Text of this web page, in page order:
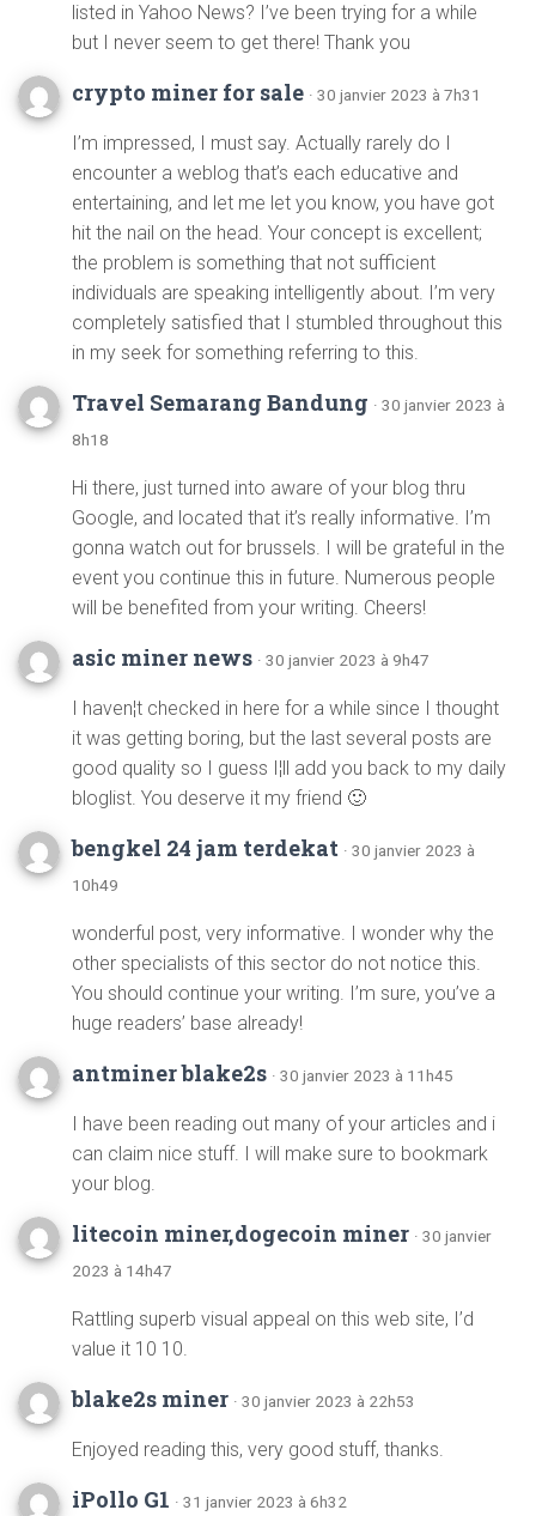
listed in Yahoo News? I’ve been trying for a while
but I never seem to get there! Thank you
crypto miner for sale · 30 janvier 2023 à 7h31
I’m impressed, I must say. Actually rarely do I
encounter a weblog that’s each educative and
entertaining, and let me let you know, you have got
hit the nail on the head. Your concept is excellent;
the problem is something that not sufficient
individuals are speaking intelligently about. I’m very
completely satisfied that I stumbled throughout this
in my seek for something referring to this.
Travel Semarang Bandung · 30 janvier 2023 à
8h18
Hi there, just turned into aware of your blog thru
Google, and located that it’s really informative. I’m
gonna watch out for brussels. I will be grateful in the
event you continue this in future. Numerous people
will be benefited from your writing. Cheers!
asic miner news · 30 janvier 2023 à 9h47
I haven¦t checked in here for a while since I thought
it was getting boring, but the last several posts are
good quality so I guess I¦ll add you back to my daily
bloglist. You deserve it my friend 🙂
bengkel 24 jam terdekat · 30 janvier 2023 à
10h49
wonderful post, very informative. I wonder why the
other specialists of this sector do not notice this.
You should continue your writing. I’m sure, you’ve a
huge readers’ base already!
antminer blake2s · 30 janvier 2023 à 11h45
I have been reading out many of your articles and i
can claim nice stuff. I will make sure to bookmark
your blog.
litecoin miner,dogecoin miner · 30 janvier
2023 à 14h47
Rattling superb visual appeal on this web site, I’d
value it 10 10.
blake2s miner · 30 janvier 2023 à 22h53
Enjoyed reading this, very good stuff, thanks.
iPollo G1 · 31 janvier 2023 à 6h32